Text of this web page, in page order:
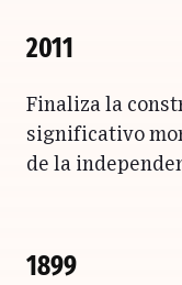
2011
Finaliza la
significativo
de la
1899